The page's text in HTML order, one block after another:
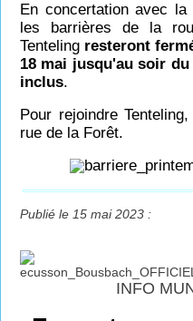
En concertation avec la
les barrières de la
Tenteling resteront
18 mai jusqu'au soir du
inclus.
Pour rejoindre
rue de la Forêt.
Publié le 15 mai 2023 :
INFO